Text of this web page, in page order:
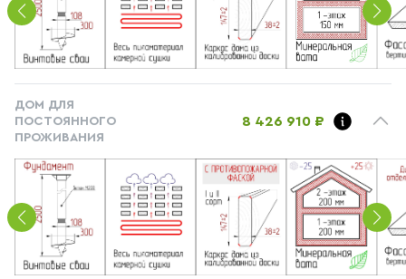
ДОМ ДЛЯ
ПОСТОЯННОГО
ПРОЖИВАНИЯ
8 426 910 ₽